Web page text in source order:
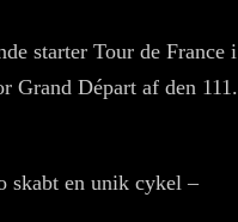
starter Tour de France i
Grand Départ af den 111.
skabt en unik cykel –